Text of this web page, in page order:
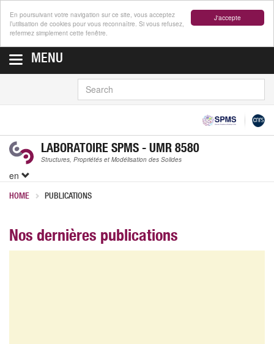
J'accepte
En poursuivant votre navigation sur ce site, vous acceptez
l’utilisation de cookies pour vous reconnaître. Si vous refusez,
refermez simplement cette fenêtre.
MENU
LABORATOIRE SPMS - UMR 8580
Structures, Propriétés et Modélisation des Solides
en
HOME PUBLICATIONS
Nos dernières publications